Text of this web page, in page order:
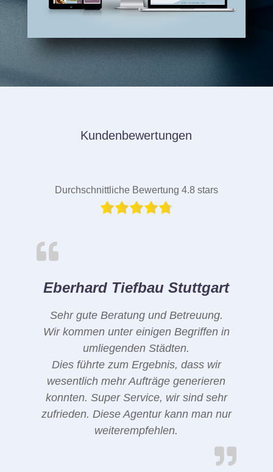
Kundenbewertungen
Durchschnittliche Bewertung 4.8 stars
Eberhard Tiefbau Stuttgart
Sehr gute Beratung und Betreuung.
Wir kommen unter einigen Begriffen in
umliegenden Städten.
Dies führte zum Ergebnis, dass wir
wesentlich mehr Aufträge generieren
konnten. Super Service, wir sind sehr
zufrieden. Diese Agentur kann man nur
weiterempfehlen.